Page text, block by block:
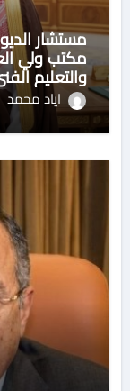
مستشار
مكتب ولي
والتعليم
من جامعة
اياد محمد